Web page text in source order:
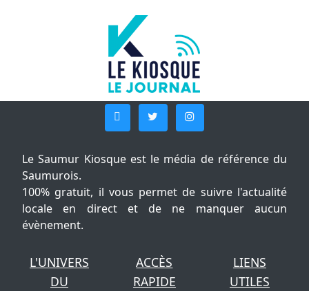
Le Saumur Kiosque est le média de référence du
Saumurois.
100% gratuit, il vous permet de suivre l'actualité
locale en direct et de ne manquer aucun
évènement.
L'UNIVERS
DU
ACCÈS
RAPIDE
LIENS
UTILES